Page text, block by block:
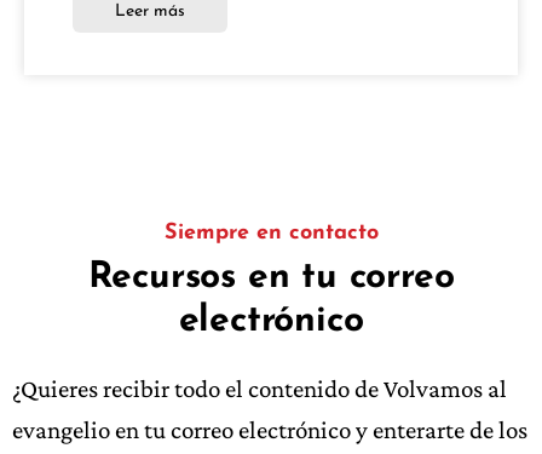
Leer más
Siempre en contacto
Recursos en tu correo
electrónico
¿Quieres recibir todo el contenido de Volvamos al
evangelio en tu correo electrónico y enterarte de los